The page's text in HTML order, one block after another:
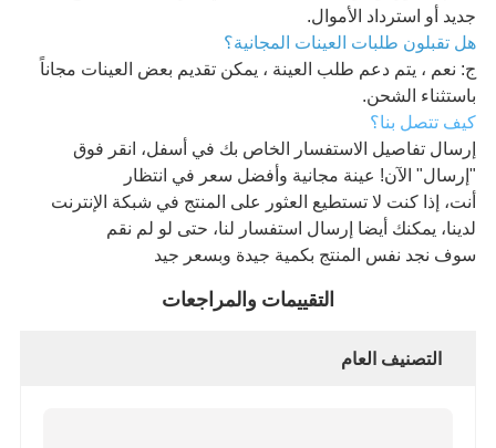
جديد أو استرداد الأموال.
هل تقبلون طلبات العينات المجانية؟
ج: نعم ، يتم دعم طلب العينة ، يمكن تقديم بعض العينات مجاناً
باستثناء الشحن.
كيف تتصل بنا؟
إرسال تفاصيل الاستفسار الخاص بك في أسفل، انقر فوق
"إرسال" الآن! عينة مجانية وأفضل سعر في انتظار
أنت، إذا كنت لا تستطيع العثور على المنتج في شبكة الإنترنت
لدينا، يمكنك أيضا إرسال استفسار لنا، حتى لو لم نقم
سوف نجد نفس المنتج بكمية جيدة وبسعر جيد
التقييمات والمراجعات
التصنيف العام